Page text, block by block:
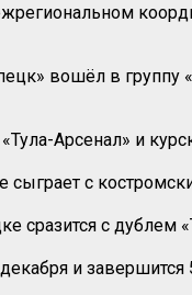
вошёл в группу
Арсенал» и
сыграет с
сразится с дублем
и